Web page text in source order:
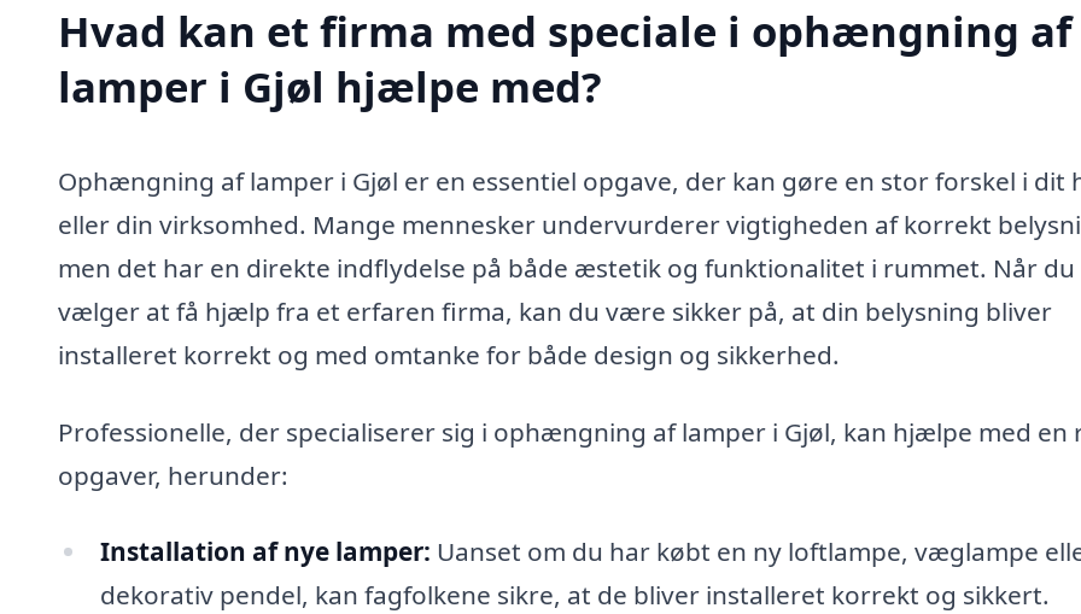
Hvad kan et firma med speciale i ophængning af
lamper i Gjøl hjælpe med?
Ophængning af lamper i Gjøl er en essentiel opgave, der kan gøre en stor forskel i dit
eller din virksomhed. Mange mennesker undervurderer vigtigheden af korrekt
men det har en direkte indflydelse på både æstetik og funktionalitet i rummet. Når du
vælger at få hjælp fra et erfaren firma, kan du være sikker på, at din belysning bliver
installeret korrekt og med omtanke for både design og sikkerhed.
Professionelle, der specialiserer sig i ophængning af lamper i Gjøl, kan hjælpe med en
opgaver, herunder:
Installation af nye lamper: Uanset om du har købt en ny loftlampe, væglampe
dekorativ pendel, kan fagfolkene sikre, at de bliver installeret korrekt og sikkert.